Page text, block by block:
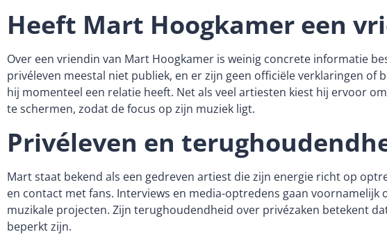
Heeft Mart Hoogkamer een
Over een vriendin van Mart Hoogkamer is weinig concrete informatie
privéleven meestal niet publiek, en er zijn geen officiële verklaringen of
hij momenteel een relatie heeft. Net als veel artiesten kiest hij ervoor
te schermen, zodat de focus op zijn muziek ligt.
Privéleven en
Mart staat bekend als een gedreven artiest die zijn energie richt op
en contact met fans. Interviews en media-optredens gaan voornamelijk
muzikale projecten. Zijn terughoudendheid over privézaken betekent
beperkt zijn.